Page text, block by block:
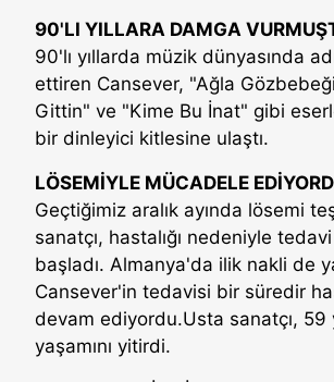
90'LI YILLARA DAMGA
90'lı yıllarda müzik dünyasında
ettiren Cansever, "Ağla
Gittin" ve "Kime Bu İnat" gibi
bir dinleyici kitlesine ulaştı.
LÖSEMİYLE MÜCADELE
Geçtiğimiz aralık ayında lösemi
sanatçı, hastalığı nedeniyle
başladı. Almanya'da ilik nakli de
Cansever'in tedavisi bir süredir
devam ediyordu.Usta sanatçı, 59
yaşamını yitirdi.